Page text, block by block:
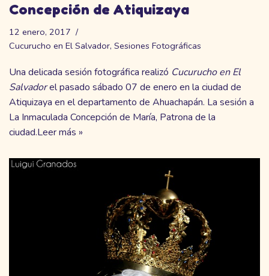
Concepción de Atiquizaya
12 enero, 2017
Cucurucho en El Salvador, Sesiones Fotográficas
Una delicada sesión fotográfica realizó Cucurucho en El
Salvadorel pasado sábado 07 de enero en la ciudad de
Atiquizaya en el departamento de Ahuachapán. La sesión a
La Inmaculada Concepción de María, Patrona de la
ciudad.Leer más »